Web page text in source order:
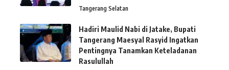
Tangerang Selatan
Hadiri Maulid Nabi di Jatake, Bupati
Tangerang Maesyal Rasyid Ingatkan
Pentingnya Tanamkan Keteladanan
Rasulullah